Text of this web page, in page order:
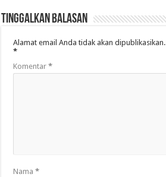
Tinggalkan Balasan
Alamat email Anda tidak akan dipublikasikan.
*
Komentar*
Nama*